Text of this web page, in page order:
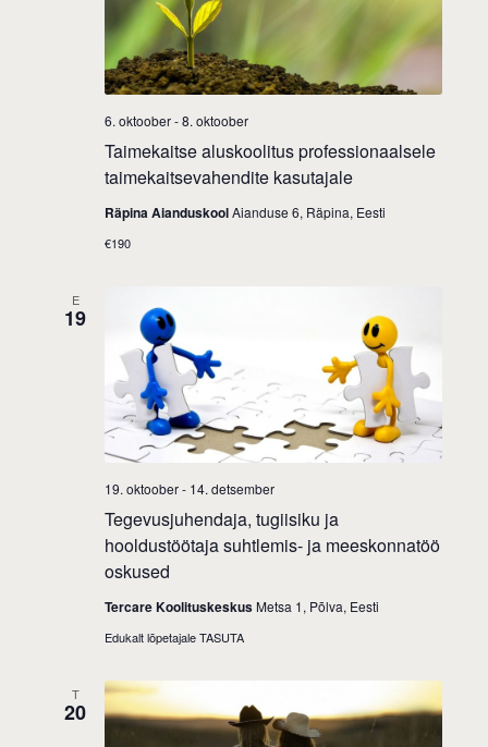
Taimekaitse aluskoolitus professionaalsele
taimekaitsevahendite kasutajale
6. oktoober-8. oktoober
Räpina AianduskoolAianduse 6, Räpina, Eesti
€190
E
19
Tegevusjuhendaja, tugiisiku ja
hooldustöötaja suhtlemis- ja meeskonnatöö
oskused
19. oktoober- 14. detsember
Tercare KoolituskeskusMetsa 1, Põlva, Eesti
Edukalt lõpetajale TASUTA
T
20